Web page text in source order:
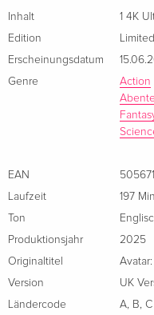
Blu-rays — (ausgewählt)
2 Blu-rays
Englisch · US Version
Ultimate Collector's Edition,
Limited Edition, 2 Blu-ray 3D
Limited Edition, Steelbook, 4K
Blu-rays
Englisch · US Version
Inhalt
1 4K
Edition
Erscheinungsdatum
Genre
Action
EAN
Laufzeit
197
Ton
Produktionsjahr
2025
Originaltitel
Version
UK
Ländercode
A, B, C